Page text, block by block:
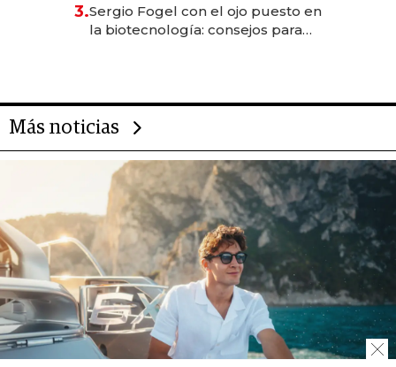
anticipación y prepara apertura
3.Sergio Fogel con el ojo puesto en
la biotecnología: consejos para
Más noticias